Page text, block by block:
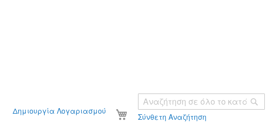
Σύνθετη Αναζήτηση
Το καλάθι σας
Δημιουργία Λογαριασμού